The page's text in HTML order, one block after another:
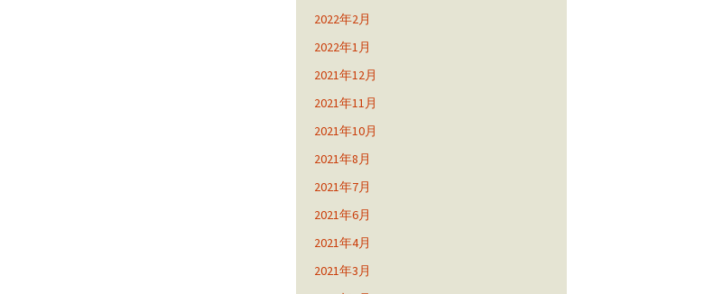
2022年2月
2022年1月
2021年12月
2021年11月
2021年10月
2021年8月
2021年7月
2021年6月
2021年4月
2021年3月